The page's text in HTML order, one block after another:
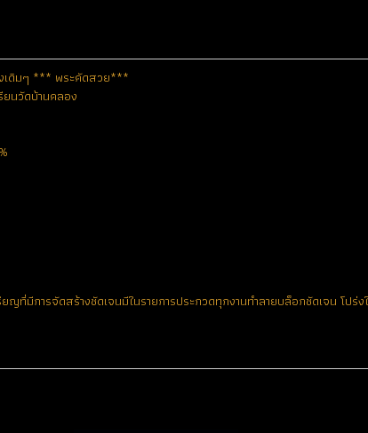
เดิมๆ *** พระคัดสวย***
นวัดบ้านคลอง
มีการจัดสร้างชัดเจนมีในรายการประกวดทุกงานทำลายบล็อกชัดเจน โปร่